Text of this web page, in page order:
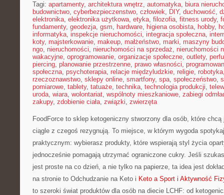
Tagi: apartamenty, architektura wnętrz, automatyka, biura
budownictwo, cyberbezpieczenstwo, człowiek, DIY, duchowość,
elektronika, elektronika użytkowa, etyka, filozofia, fitness urody,
fundamenty, geodezja, gsm, hardware, higiena osobista, hobby,
informatyka, inspekcje nieruchomości, integracja społeczna,
koty, majsterkowanie, makeup, małżeństwo, marki, maszyny
ngo, nieruchomości, nieruchomości na sprzedaż, nieruchomości
wakacyjne, oprogramowanie, organizacje społeczne, outlety,
piercing, planowanie przestrzenne, prawo własności,
społeczna, psychoterapia, relacje międzyludzkie, religie, robotyka
rzeczoznawstwo, sklepy online, smartfony, spa, społeczeństwo,
pomiarowe, tablety, tatuaże, technika, technologia produkcji,
uroda, wiara, wolontariat, wspólnoty mieszkaniowe, zabiegi
zakupy, zdobienie ciała, związki, zwierzęta
FoodForce to sklep ketogeniczny stworzony dla osób, które
ciągle z czegoś rezygnują. To miejsce, w którym wygoda
praktycznym: wybierasz produkty, które wspierają styl życia
jednocześnie pomagają utrzymać ograniczone cukry. Jeśli
jest proste na co dzień, a nie tylko na papierze, ta idea jest
na stronie to Odchudzanie na Keto i Keto a Sport i Aktywność
to szeroki świat produktów dla osób na diecie LCHF: od